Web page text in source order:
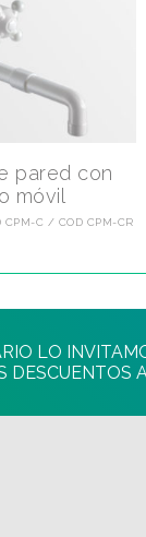
pared con
móvil
CPM-C COD CPM-CR
LO
DESCUENTOS